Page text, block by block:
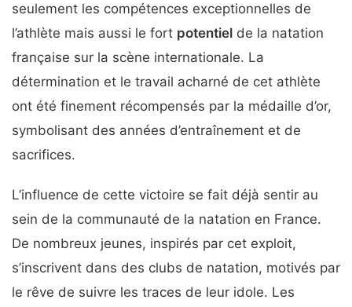
seulement les compétences exceptionnelles de
l’athlète mais aussi le fort potentiel de la natation
française sur la scène internationale. La
détermination et le travail acharné de cet athlète
ont été finement récompensés par la médaille d’or,
symbolisant des années d’entraînement et de
sacrifices.
L’influence de cette victoire se fait déjà sentir au
sein de la communauté de la natation en France.
De nombreux jeunes, inspirés par cet exploit,
s’inscrivent dans des clubs de natation, motivés par
le rêve de suivre les traces de leur idole. Les